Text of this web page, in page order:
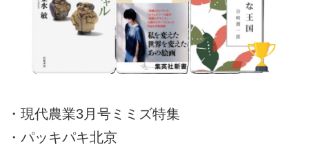
・現代農業3月号ミミズ特集
・パッキパキ北京